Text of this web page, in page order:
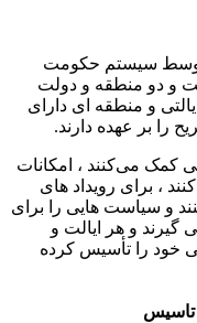
توسط سیستم حکومت
و دو منطقه و دولت
و منطقه ‌ای دارای
​​را بر عهده دارند.
کمک می‌کنند ، امکانات
، برای رویداد های
و سیاست‌ هایی را برای
و هر ایالت و
خود را تأسیس کرده